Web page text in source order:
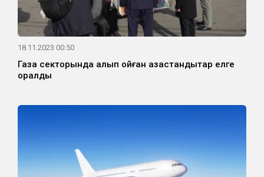
18.11.2023 00:50
Газа секторында қалып қойған қазақстандықтар елге
оралды